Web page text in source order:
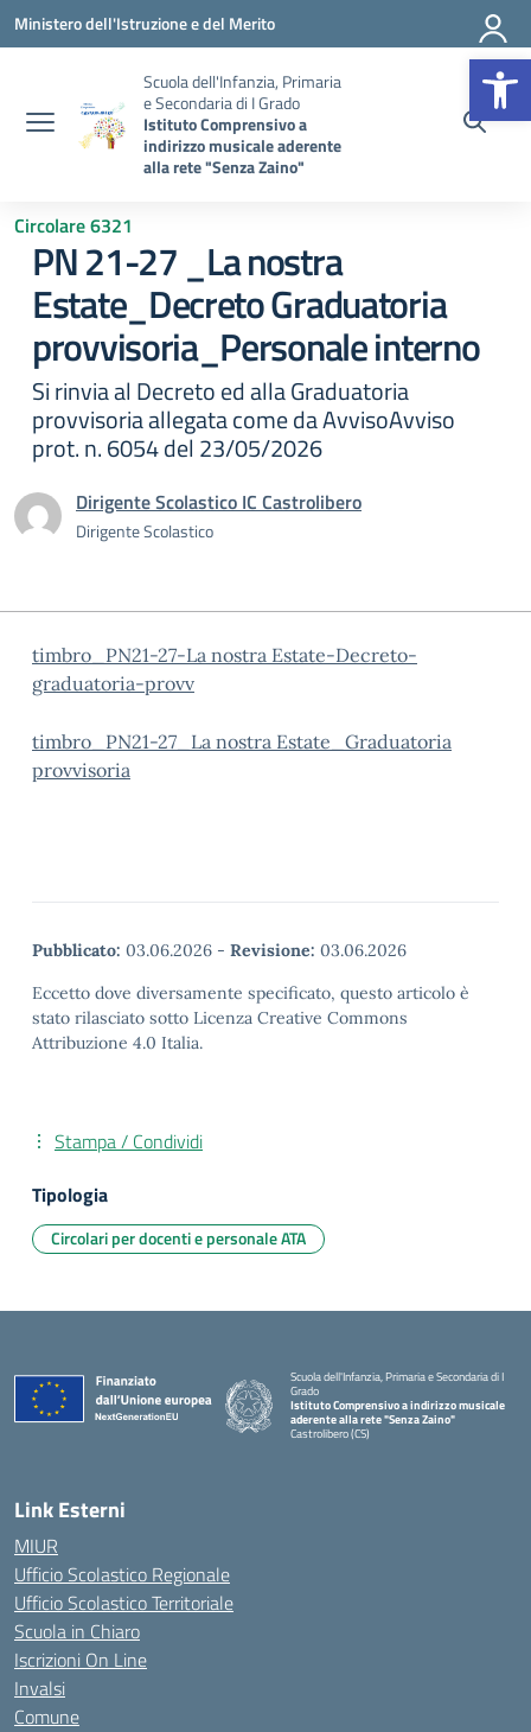
Vai ai contenuti
Vai al menu di navigazione
Vai al footer
Ministero dell'Istruzione e del Merito
Scuola dell'Infanzia, Primaria
e Secondaria di I Grado
Istituto Comprensivo a
indirizzo musicale aderente
alla rete "Senza Zaino"
Circolare 6321
PN 21-27 _La nostra
Estate_Decreto Graduatoria
provvisoria_Personale interno
Si rinvia al Decreto ed alla Graduatoria
provvisoria allegata come da AvvisoAvviso
prot. n. 6054 del 23/05/2026
Dirigente Scolastico IC Castrolibero
Dirigente Scolastico
timbro_PN21-27-La nostra Estate-Decreto-
graduatoria-provv
timbro_PN21-27_La nostra Estate_Graduatoria
provvisoria
Pubblicato: 03.06.2026 - Revisione: 03.06.2026
Eccetto dove diversamente specificato, questo articolo è
stato rilasciato sotto Licenza Creative Commons
Attribuzione 4.0 Italia.
Stampa / Condividi
Tipologia
Circolari per docenti e personale ATA
Scuola dell'Infanzia, Primaria e Secondaria di I
Grado
Istituto Comprensivo a indirizzo musicale
aderente alla rete "Senza Zaino"
Castrolibero (CS)
Link Esterni
MIUR
Ufficio Scolastico Regionale
Ufficio Scolastico Territoriale
Scuola in Chiaro
Iscrizioni On Line
Invalsi
Comune